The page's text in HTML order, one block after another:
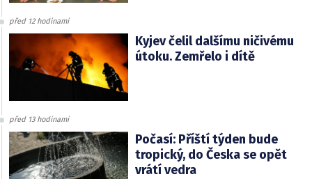
před 12 hodinami
Kyjev čelil dalšímu ničivému
útoku. Zemřelo i dítě
před 13 hodinami
Počasí: Příští týden bude
tropický, do Česka se opět
vrátí vedra